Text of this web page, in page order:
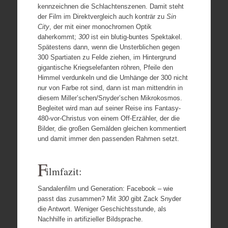
kennzeichnen die Schlachtenszenen. Damit steht
der Film im Direktvergleich auch konträr zu Sin
City, der mit einer monochromen Optik
daherkommt; 300ist ein blutig-buntes Spektakel.
Spätestens dann, wenn die Unsterblichen gegen
300 Spartiaten zu Felde ziehen, im Hintergrund
gigantische Kriegselefanten röhren, Pfeile den
Himmel verdunkeln und die Umhänge der 300 nicht
nur von Farbe rot sind, dann ist man mittendrin in
diesem Miller’schen/Snyder’schen Mikrokosmos.
Begleitet wird man auf seiner Reise ins Fantasy-
480-vor-Christus von einem Off-Erzähler, der die
Bilder, die großen Gemälden gleichen kommentiert
und damit immer den passenden Rahmen setzt.
Filmfazit:
Sandalenfilm und Generation: Facebook – wie
passt das zusammen? Mit 300gibt Zack Snyder
die Antwort. Weniger Geschichtsstunde, als
Nachhilfe in artifizieller Bildsprache.